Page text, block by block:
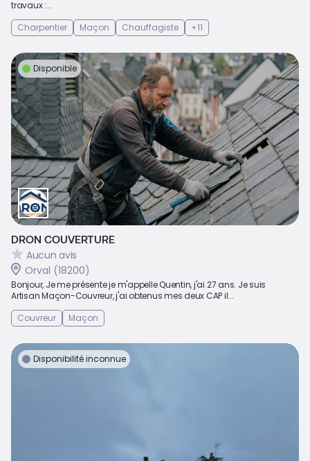
travaux :...
Charpentier
Maçon Chauffagiste +11
Disponible
DRON COUVERTURE
Aucun avis
Orval (18200)
Bonjour, Je me présente je m'appelle Quentin, j'ai 27 ans. Je suis
Artisan Maçon-Couvreur, j'ai obtenus mes deux CAP il...
Couvreur
Maçon
Disponibilité inconnue